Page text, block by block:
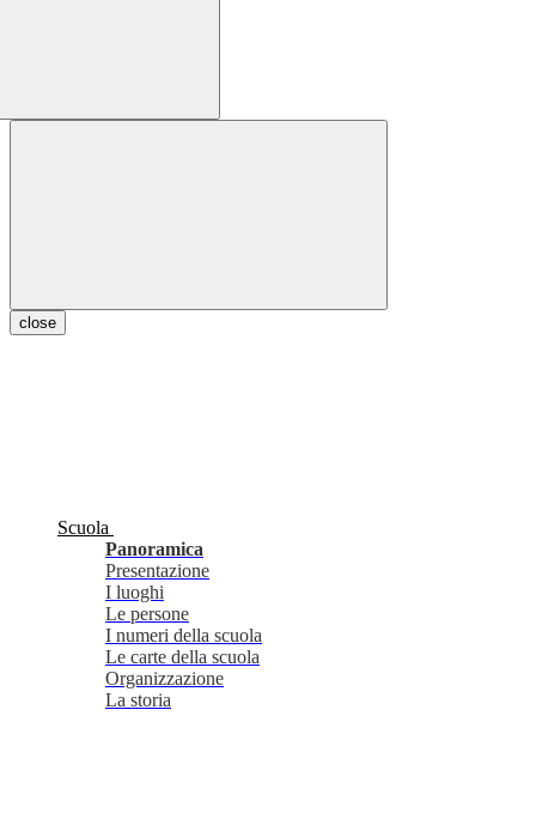
close
Scuola
Panoramica
Presentazione
I luoghi
Le persone
I numeri della scuola
Le carte della scuola
Organizzazione
La storia